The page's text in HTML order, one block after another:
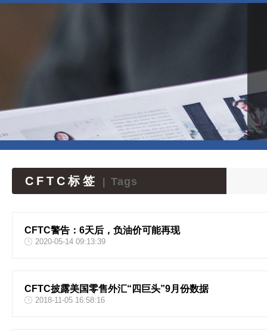
CFTC标签 Tags
CFTC警告：6天后，负油价可能再现
2020-05-14 09:13:39
CFTC披露美国零售外汇“四巨头”9月份数据
2018-11-05 16:58:16